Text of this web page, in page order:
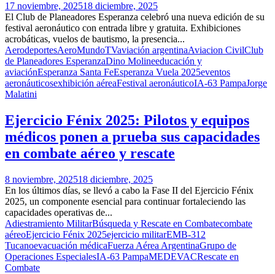
17 noviembre, 202518 diciembre, 2025
El Club de Planeadores Esperanza celebró una nueva edición de su
festival aeronáutico con entrada libre y gratuita. Exhibiciones
acrobáticas, vuelos de bautismo, la presencia...
AerodeportesAeroMundoTVaviación argentinaAviacion CivilClub
de Planeadores EsperanzaDino Molineeducación y
aviaciónEsperanza Santa FeEsperanza Vuela 2025eventos
aeronáuticosexhibición aéreaFestival aeronáuticoIA-63 PampaJorge
Malatini
Ejercicio Fénix 2025: Pilotos y equipos
médicos ponen a prueba sus capacidades
en combate aéreo y rescate
8 noviembre, 202518 diciembre, 2025
En los últimos días, se llevó a cabo la Fase II del Ejercicio Fénix
2025, un componente esencial para continuar fortaleciendo las
capacidades operativas de...
Adiestramiento MilitarBúsqueda y Rescate en Combatecombate
aéreoEjercicio Fénix 2025ejercicio militarEMB-312
Tucanoevacuación médicaFuerza Aérea ArgentinaGrupo de
Operaciones EspecialesIA-63 PampaMEDEVACRescate en
Combate